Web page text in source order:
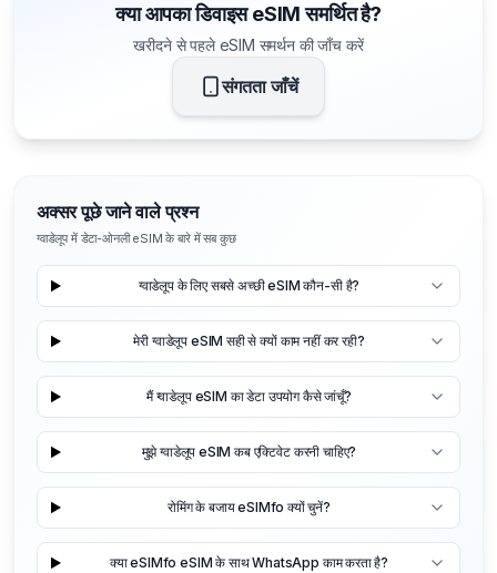
क्या आपका डिवाइस eSIM समर्थित है?
खरीदने से पहले eSIM समर्थन की जाँच करें
संगतता जाँचें
अक्सर पूछे जाने वाले प्रश्न
ग्वाडेलूप में डेटा-ओनली eSIM के बारे में सब कुछ
ग्वाडेलूप के लिए सबसे अच्छी eSIM कौन-सी है?
मेरी ग्वाडेलूप eSIM सही से क्यों काम नहीं कर रही?
मैं ग्वाडेलूप eSIM का डेटा उपयोग कैसे जांचूँ?
मुझे ग्वाडेलूप eSIM कब एक्टिवेट करनी चाहिए?
रोमिंग के बजाय eSIMfo क्यों चुनें?
क्या eSIMfo eSIM के साथ WhatsApp काम करता है?